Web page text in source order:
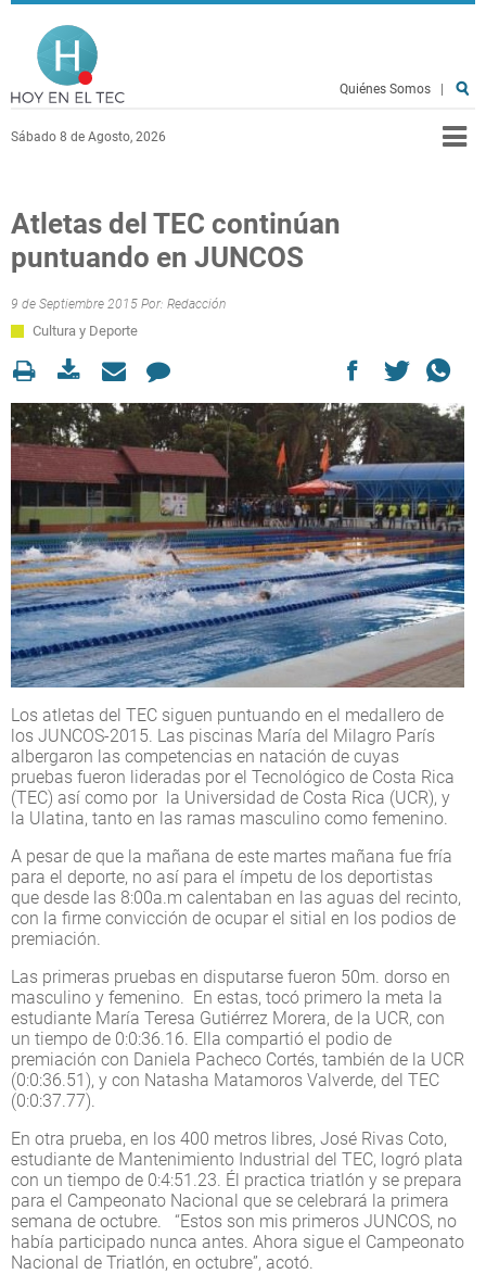
Pasar al contenido principal
Sábado 8 de Agosto, 2026
Quiénes Somos
Atletas del TEC continúan
puntuando en JUNCOS
9 de Septiembre 2015 Por: Redacción
Cultura y Deporte
Los atletas del TEC siguen puntuando en el medallero de
los JUNCOS-2015. Las piscinas María del Milagro París
albergaron las competencias en natación de cuyas
pruebas fueron lideradas por el Tecnológico de Costa Rica
(TEC) así como por la Universidad de Costa Rica (UCR), y
la Ulatina, tanto en las ramas masculino como femenino.
A pesar de que la mañana de este martes mañana fue fría
para el deporte, no así para el ímpetu de los deportistas
que desde las 8:00a.m calentaban en las aguas del recinto,
con la firme convicción de ocupar el sitial en los podios de
premiación.
Las primeras pruebas en disputarse fueron 50m. dorso en
masculino y femenino. En estas, tocó primero la meta la
estudiante María Teresa Gutiérrez Morera, de la UCR, con
un tiempo de 0:0:36.16. Ella compartió el podio de
premiación con Daniela Pacheco Cortés, también de la UCR
(0:0:36.51), y con Natasha Matamoros Valverde, del TEC
(0:0:37.77).
En otra prueba, en los 400 metros libres, José Rivas Coto,
estudiante de Mantenimiento Industrial del TEC, logró plata
con un tiempo de 0:4:51.23. Él practica triatlón y se prepara
para el Campeonato Nacional que se celebrará la primera
semana de octubre. “Estos son mis primeros JUNCOS, no
había participado nunca antes. Ahora sigue el Campeonato
Nacional de Triatlón, en octubre”, acotó.